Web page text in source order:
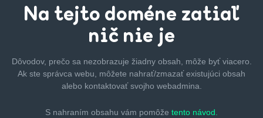
Na tejto doméne zatiaľ
nič nie je
Dôvodov, prečo sa nezobrazuje žiadny obsah, môže byťviacero.
Ak ste správca webu, môžete nahrať/zmazaťexistujúci obsah
alebo kontaktovať svojho webadmina.
S nahraním obsahu vám pomôže tento návod.